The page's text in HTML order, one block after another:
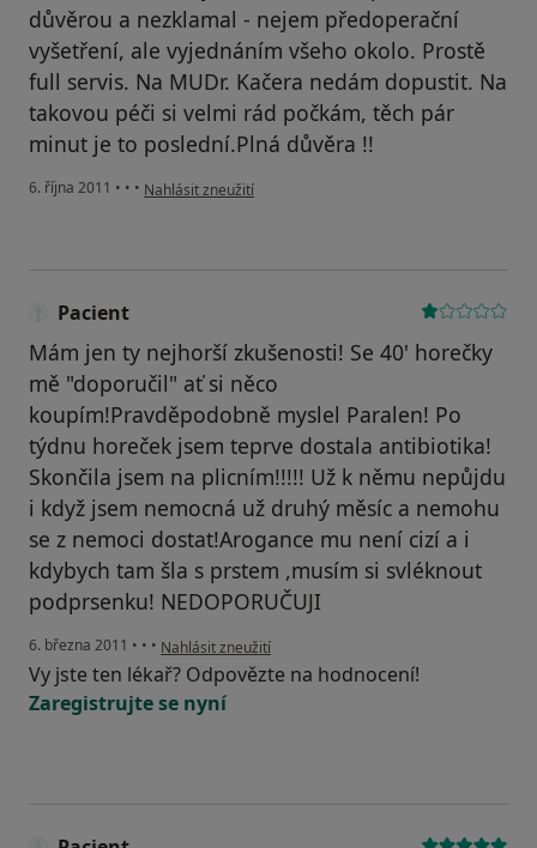
důvěrou a nezklamal - nejem předoperační
vyšetření, ale vyjednáním všeho okolo. Prostě
full servis. Na MUDr. Kačera nedám dopustit. Na
takovou péči si velmi rád počkám, těch pár
minut je to poslední.Plná důvěra !!
6. října 2011 • • • podle názoru uživatele Váš účet byl odstraněn
Nahlásit zneužití
Pacient
Mám jen ty nejhorší zkušenosti! Se 40' horečky
mě "doporučil" ať si něco
koupím!Pravděpodobně myslel Paralen! Po
týdnu horeček jsem teprve dostala antibiotika!
Skončila jsem na plicním!!!!! Už k němu nepůjdu
i když jsem nemocná už druhý měsíc a nemohu
se z nemoci dostat!Arogance mu není cizí a i
kdybych tam šla s prstem ,musím si svléknout
podprsenku! NEDOPORUČUJI
6. března 2011 • • • podle názoru uživatele Pacient
Nahlásit zneužití
Vy jste ten lékař? Odpovězte na hodnocení!
Zaregistrujte se nyní